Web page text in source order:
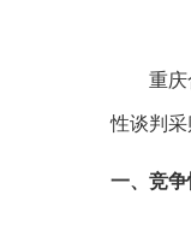
重
性谈判采
一、竞